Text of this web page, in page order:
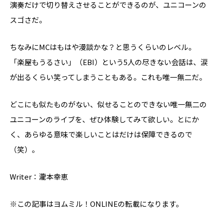
演奏だけで切り替えさせることができるのが、ユニコーンの
スゴさだ。
ちなみにMCはもはや漫談かな？と思うくらいのレベル。
「楽屋もうるさい」（EBI）という5人の尽きない会話は、涙
が出るくらい笑ってしまうこともある。これも唯一無二だ。
どこにも似たものがない、似せることのできない唯一無二の
ユニコーンのライブを、ぜひ体験してみて欲しい。とにか
く、あらゆる意味で楽しいことはだけは保障できるので
（笑）。
Writer：瀧本幸恵
※この記事はヨムミル！ONLINEの転載になります。